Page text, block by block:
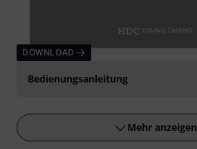
DOWNLOAD
Bedienungsanleitung
Mehr anzeigen